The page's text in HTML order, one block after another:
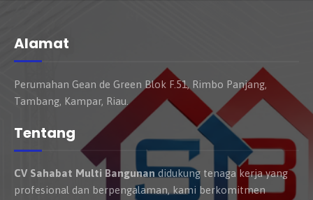
Alamat
Perumahan Gean de Green Blok F.51, Rimbo Panjang,
Tambang, Kampar, Riau.
Tentang
CV Sahabat Multi Bangunan didukung tenaga kerja yang
profesional dan berpengalaman, kami berkomitmen